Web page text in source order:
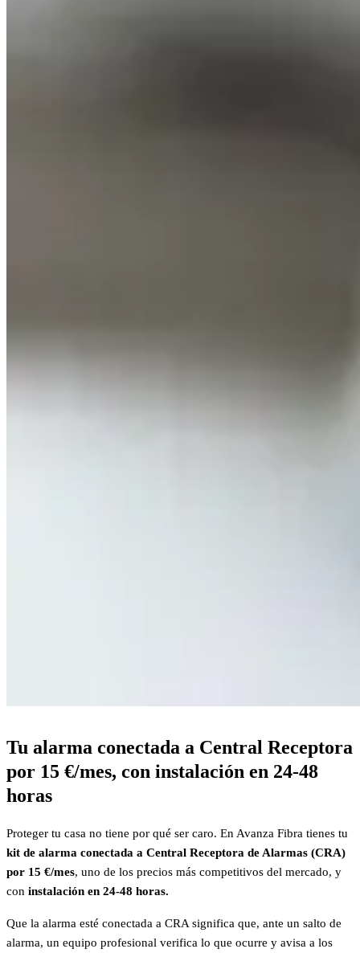
Tu alarma conectada a Central Receptora
por 15 €/mes, con instalación en 24-48
horas
Proteger tu casa no tiene por qué ser caro. En Avanza Fibra tienes tu
kit de alarma conectada a Central Receptora de Alarmas (CRA)
por 15 €/mes, uno de los precios más competitivos del mercado, y
con instalación en 24-48 horas.
Que la alarma esté conectada a CRA significa que, ante un salto de
alarma, un equipo profesional verifica lo que ocurre y avisa a los